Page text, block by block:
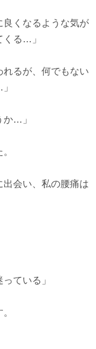
良くなるような気が
くる…」
れるが、何でもない
か…」
会い、私の腰痛は
ている」